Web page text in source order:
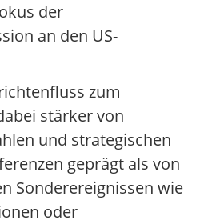
der
an den US-
zum
stärker von
und strategischen
geprägt als von
Sonderereignissen wie
oder